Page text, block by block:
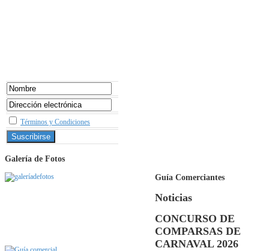
Términos y Condiciones
Galería de Fotos
Guía Comerciantes
Noticias
CONCURSO DE
COMPARSAS DE
CARNAVAL 2026